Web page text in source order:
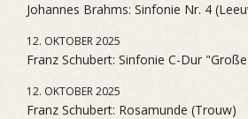
Johannes Brahms: Sinfonie Nr. 4
12. OKTOBER 2025
Franz Schubert: Sinfonie C-Dur
12. OKTOBER 2025
Franz Schubert: Rosamunde (Trouw)